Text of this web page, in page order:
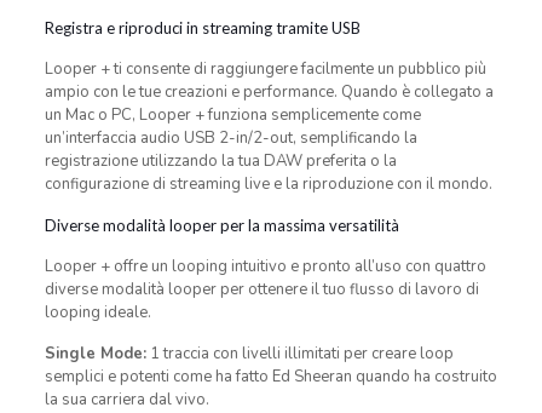
Registra e riproduci in streaming tramite USB
Looper + ti consente di raggiungere facilmente un pubblico più
ampio con le tue creazioni e performance. Quando è collegato a
un Mac o PC, Looper + funziona semplicemente come
un’interfaccia audio USB 2-in/2-out, semplificando la
registrazione utilizzando la tua DAW preferita o la
configurazione di streaming live e la riproduzione con il mondo.
Diverse modalità looper per la massima versatilità
Looper + offre un looping intuitivo e pronto all’uso con quattro
diverse modalità looper per ottenere il tuo flusso di lavoro di
looping ideale.
Single Mode:1 traccia con livelli illimitati per creare loop
semplici e potenti come ha fatto Ed Sheeran quando ha costruito
la sua carriera dal vivo.